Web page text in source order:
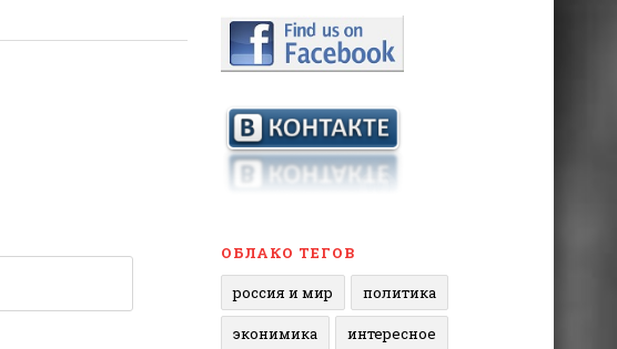
ОБЛАКО ТЕГОВ
россия и мир
политика
эконимика интересное